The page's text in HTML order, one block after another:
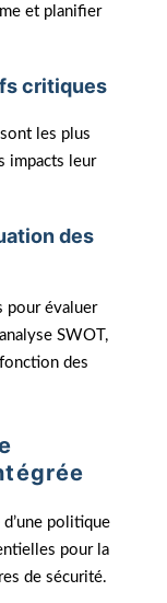
et planifier
critiques
les plus
impacts leur
des
pour évaluer
SWOT,
des
politique
pour la
de sécurité.